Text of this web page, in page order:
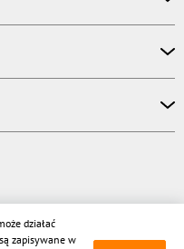
działać
zapisywane w